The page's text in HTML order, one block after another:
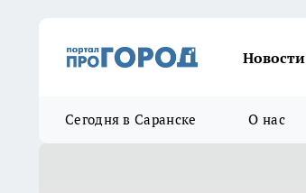
Новости
Сегодня в Саранске О нас